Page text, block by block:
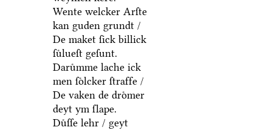
Wente welcker Arſte
kan guden grundt /
De maket ſick billick
ſuͤlueſt geſunt.
Daruͤmme lache ick
men ſoͤlcker ſtraffe /
De vaken de droͤmer
deyt ym ſlape.
Duͤſſe lehr / geyt